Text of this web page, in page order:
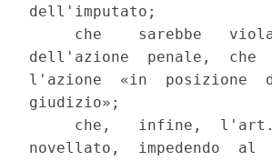
dell'imputato;
che    sarebbe
dell'azione  penale,
l'azione  «in
giudizio»;
che,   infine,
novellato,  impedendo